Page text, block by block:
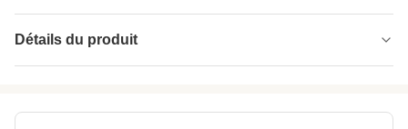
Détails du produit